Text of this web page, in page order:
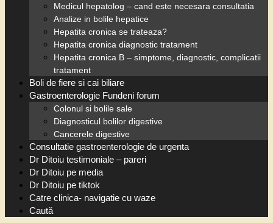
Medicul hepatolog – cand este necesara consultatia
Analize in bolile hepatice
Hepatita cronica se trateaza?
Hepatita cronica diagnostic tratament
Hepatita cronica B – simptome, diagnostic, complicatii
tratament
Boli de fiere si cai biliare
Gastroenterologie Fundeni forum
Colonul si bolile sale
Diagnosticul bolilor digestive
Cancerele digestive
Consultatie gastroenterologie de urgenta
Dr Ditoiu testimoniale – pareri
Dr Ditoiu pe media
Dr Ditoiu pe tiktok
Catre clinica- navigatie cu waze
Caută